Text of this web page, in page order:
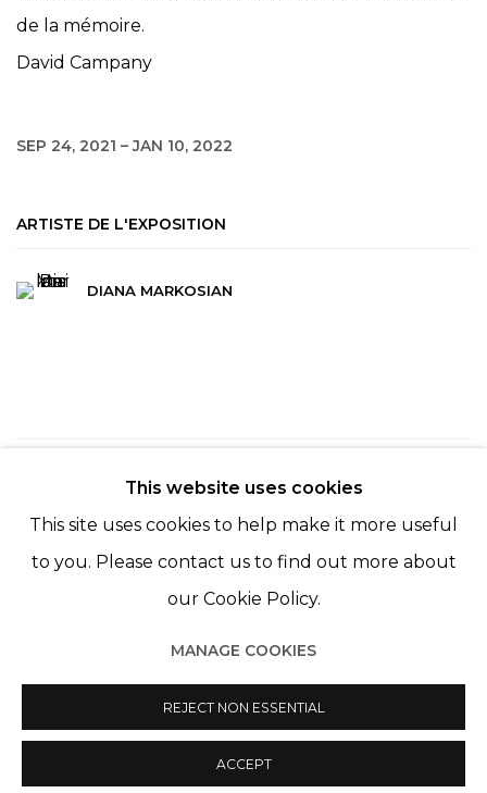
de la mémoire.
David Campany
SEP 24, 2021 – JAN 10, 2022
ARTISTE DE L'EXPOSITION
DIANA MARKOSIAN
RETOUR
© 2022 LES FILLES DU CALVAIRE SITE BY ARTLOGIC
This website uses cookies
This site uses cookies to help make it more useful
to you. Please contact us to find out more about
our Cookie Policy.
MANAGE COOKIES
REJECT NON ESSENTIAL
ACCEPT